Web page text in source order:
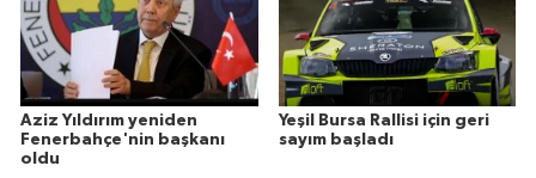
Aziz Yıldırım yeniden
Fenerbahçe'nin başkanı
oldu
Yeşil Bursa Rallisi için geri
sayım başladı